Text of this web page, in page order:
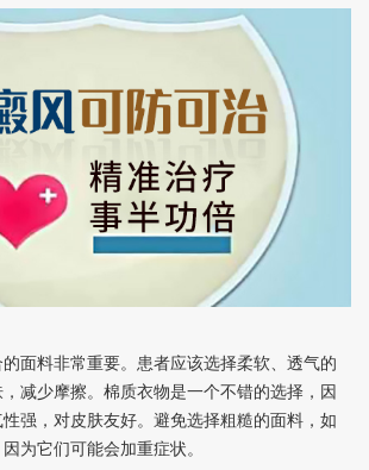
料非常重要。患者应该选择柔软、透气的
减少摩擦。棉质衣物是一个不错的选择，因
强，对皮肤友好。避免选择粗糙的面料，如
为它们可能会加重症状。